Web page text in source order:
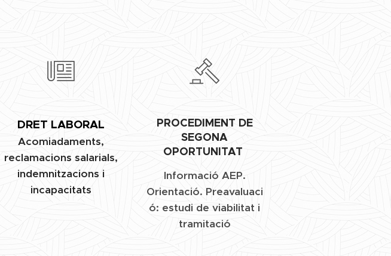
DRET LABORAL
Acomiadaments,
reclamacions salarials,
indemnitzacions i
incapacitats
PROCEDIMENT DE
SEGONA
OPORTUNITAT
Informació AEP.
Orientació. Preavaluaci
ó: estudi de viabilitat i
tramitació